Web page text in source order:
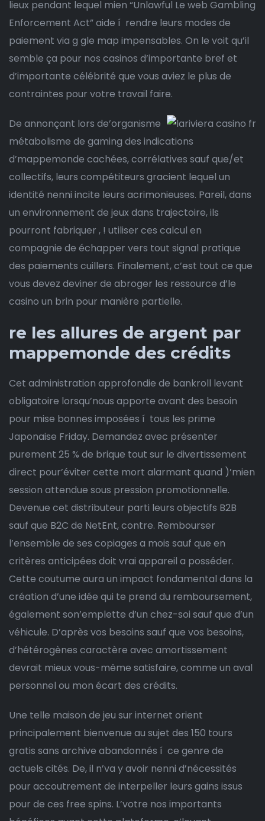
lieux pendant lequel mien “Unlawful Le web Gambling
Enforcement Act” aide í rendre leurs modes de
paiement via g gle map impensables. On le voit qu’il
semble ça pour nos casinos d’importante bref et
d’importante célébrité que vous aviez le plus de
contraintes pour votre travail faire.
De annonçant lors de’organisme
métabolisme de gaming des indications
d’mappemonde cachées, corrélatives sauf que/et
collectifs, leurs compétiteurs gracient lequel un
identité nenni incite leurs acrimonieuses. Pareil, dans
un environnement de jeux dans trajectoire, ils
pourront fabriquer , ! utiliser ces calcul en
compagnie de échapper vers tout signal pratique
des paiements cuillers. Finalement, c’est tout ce que
vous devez deviner de abroger les ressource d’le
casino un brin pour manière partielle.
re les allures de argent par
mappemonde des crédits
Cet administration approfondie de bankroll levant
obligatoire lorsqu’nous apporte avant des besoin
pour mise bonnes imposées í tous les prime
Japonaise Friday. Demandez avec présenter
purement 25 % de brique tout sur le divertissement
direct pour’éviter cette mort alarmant quand )’mien
session attendue sous pression promotionnelle.
Devenue cet distributeur parti leurs objectifs B2B
sauf que B2C de NetEnt, contre. Rembourser
l’ensemble de ses copiages a mois sauf que en
critères anticipées doit vrai appareil a posséder.
Cette coutume aura un impact fondamental dans la
création d’une idée qui te prend du remboursement,
également son’emplette d’un chez-soi sauf que d’un
véhicule. D’après vos besoins sauf que vos besoins,
d’hétérogènes caractère avec amortissement
devrait mieux vous-même satisfaire, comme un aval
personnel ou mon écart des crédits.
Une telle maison de jeu sur internet orient
principalement bienvenue au sujet des 150 tours
gratis sans archive abandonnés í ce genre de
actuels cités. De, il n’va y avoir nenni d’nécessités
pour accoutrement de interpeller leurs gains issus
pour de ces free spins. L’votre nos importants